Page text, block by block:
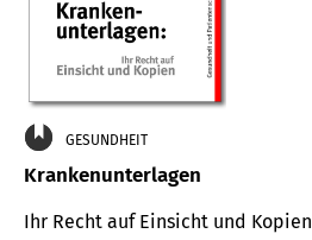
GESUNDHEIT
Krankenunterlagen
Ihr Recht auf Einsicht und Kopien